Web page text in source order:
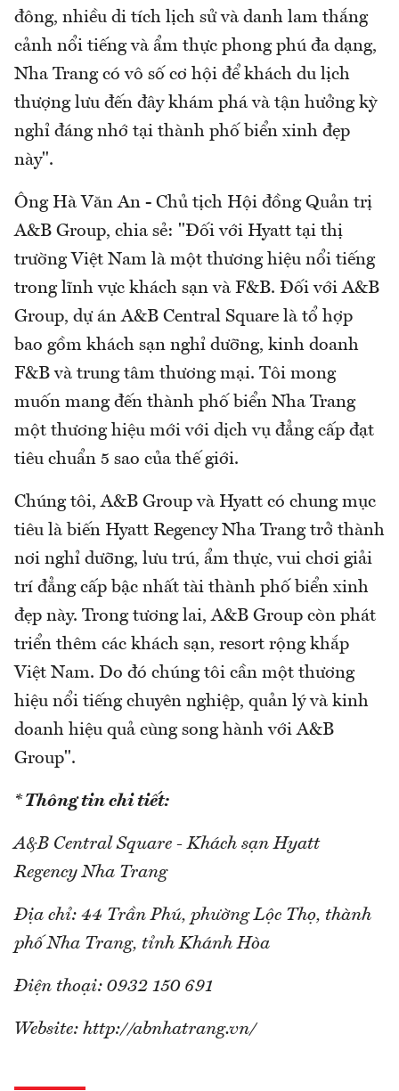
đông, nhiều di tích lịch sử và danh lam thắng
cảnh nổi tiếng và ẩm thực phong phú đa dạng,
Nha Trang có vô số cơ hội để khách du lịch
thượng lưu đến đây khám phá và tận hưởng kỳ
nghỉ đáng nhớ tại thành phố biển xinh đẹp
này".
Ông Hà Văn An - Chủ tịch Hội đồng Quản trị
A&B Group, chia sẻ: "Đối với Hyatt tại thị
trường Việt Nam là một thương hiệu nổi tiếng
trong lĩnh vực khách sạn và F&B. Đối với A&B
Group, dự án A&B Central Square là tổ hợp
bao gồm khách sạn nghỉ dưỡng, kinh doanh
F&B và trung tâm thương mại. Tôi mong
muốn mang đến thành phố biển Nha Trang
một thương hiệu mới với dịch vụ đẳng cấp đạt
tiêu chuẩn 5 sao của thế giới.
Chúng tôi, A&B Group và Hyatt có chung mục
tiêu là biến Hyatt Regency Nha Trang trở thành
nơi nghỉ dưỡng, lưu trú, ẩm thực, vui chơi giải
trí đẳng cấp bậc nhất tài thành phố biển xinh
đẹp này. Trong tương lai, A&B Group còn phát
triển thêm các khách sạn, resort rộng khắp
Việt Nam. Do đó chúng tôi cần một thương
hiệu nổi tiếng chuyên nghiệp, quản lý và kinh
doanh hiệu quả cùng song hành với A&B
Group".
* Thông tin chi tiết:
A&B Central Square - Khách sạn Hyatt
Regency Nha Trang
Địa chỉ: 44 Trần Phú, phường Lộc Thọ, thành
phố Nha Trang, tỉnh Khánh Hòa
Điện thoại: 0932 150 691
Website: http://abnhatrang.vn/